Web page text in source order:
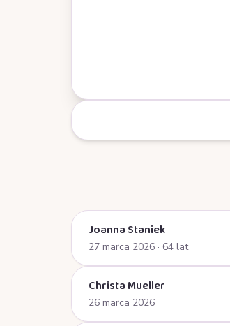
Joanna Staniek
27 marca 2026 · 64 lat
Christa Mueller
26 marca 2026